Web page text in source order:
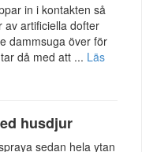
in i kontakten så
av artificiella dofter
dammsuga över för
då med att ... Läs
husdjur
sedan hela ytan